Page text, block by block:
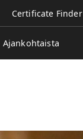
Certificate Finder
Ajankohtaista